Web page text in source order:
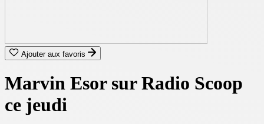
Ajouter aux favoris
Marvin Esor sur Radio Scoop
ce jeudi